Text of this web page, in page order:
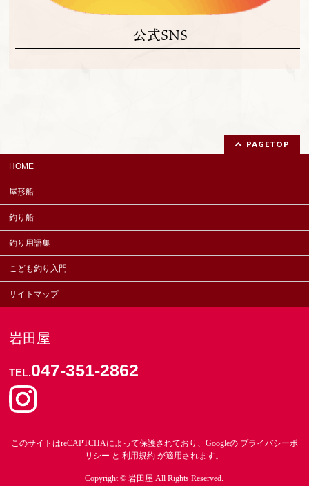
公式SNS
PAGETOP
HOME
屋形船
釣り船
釣り用語集
こども釣り入門
サイトマップ
岩田屋
TEL.047-351-2862
このサイトはreCAPTCHAによって保護されており、Googleの プライバシーポ
リシー と利用規約 が適用されます。
Copyright ©岩田屋 All Rights Reserved.